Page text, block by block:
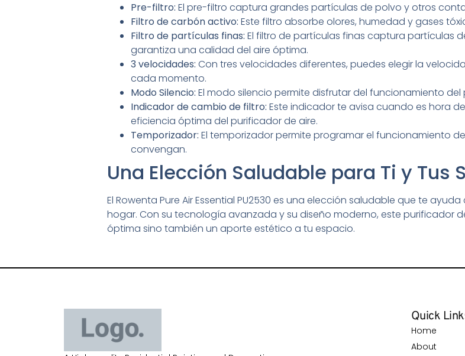
Pre-filtro: El pre-filtro captura grandes partículas de polvo y otros
Filtro de carbón activo: Este filtro absorbe olores, humedad y gases
Filtro de partículas finas: El filtro de partículas finas captura partículas
garantiza una calidad del aire óptima.
3 velocidades: Con tres velocidades diferentes, puedes elegir la
cada momento.
Modo Silencio: El modo silencio permite disfrutar del funcionamiento
Indicador de cambio de filtro: Este indicador te avisa cuando es hora
eficiencia óptima del purificador de aire.
Temporizador: El temporizador permite programar el funcionamiento
convengan.
Una Elección Saludable para Ti y Tus
El Rowenta Pure Air Essential PU2530 es una elección saludable que te
hogar. Con su tecnología avanzada y su diseño moderno, este purificador
óptima sino también un aporte estético a tu espacio.
Quick
Home
About